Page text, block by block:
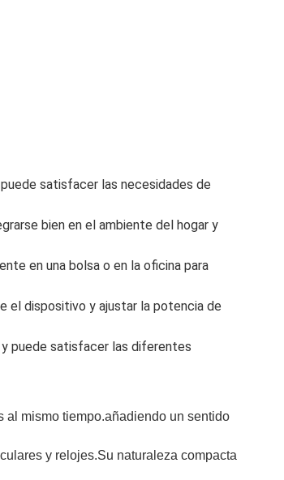
satisfacer las necesidades de
bien en el ambiente del hogar y
en una bolsa o en la oficina para
el dispositivo y ajustar la potencia de
puede satisfacer las diferentes
al mismo tiempo.añadiendo un sentido
y relojes.Su naturaleza compacta